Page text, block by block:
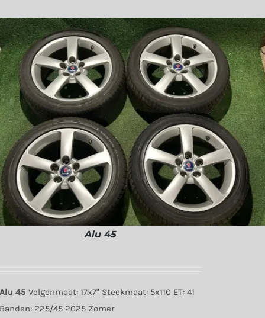
Alu 45
Alu 45 Velgenmaat: 17x7" Steekmaat: 5x110 ET: 41
Banden: 225/45 2025 Zomer